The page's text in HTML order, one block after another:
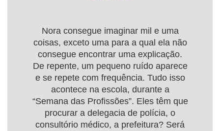
Nora consegue imaginar mil e uma
coisas, exceto uma para a qual ela não
consegue encontrar uma explicação.
De repente, um pequeno ruído aparece
e se repete com frequência. Tudo isso
acontece na escola, durante a
“Semana das Profissões”. Eles têm que
procurar a delegacia de polícia, o
consultório médico, a prefeitura? Será